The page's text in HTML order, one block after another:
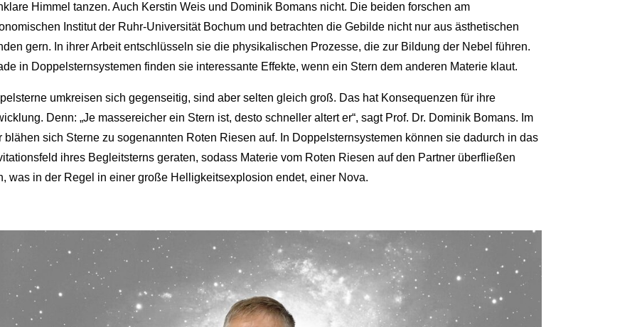
Himmel tanzen. Auch Kerstin Weis und Dominik Bomans nicht. Die beiden forschen am
Institut der Ruhr-Universität Bochum und betrachten die Gebilde nicht nur aus ästhetischen
gern. In ihrer Arbeit entschlüsseln sie die physikalischen Prozesse, die zur Bildung der Nebel führen.
in Doppelsternsystemen finden sie interessante Effekte, wenn ein Stern dem anderen Materie klaut.
umkreisen sich gegenseitig, sind aber selten gleich groß. Das hat Konsequenzen für ihre
Denn: „Je massereicher ein Stern ist, desto schneller altert er“, sagt Prof. Dr. Dominik Bomans. Im
blähen sich Sterne zu sogenannten Roten Riesen auf. In Doppelsternsystemen können sie dadurch in das
ihres Begleitsterns geraten, sodass Materie vom Roten Riesen auf den Partner überfließen
was in der Regel in einer große Helligkeitsexplosion endet, einer Nova.